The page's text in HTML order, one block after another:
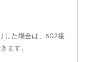
した場合は、502接
ます。